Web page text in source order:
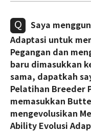
Saya
Adaptasi untuk
Pegangan dan
baru dimasukkan
sama, dapatkah
Pelatihan Breeder
memasukkan
mengevolusikan
Ability Evolusi